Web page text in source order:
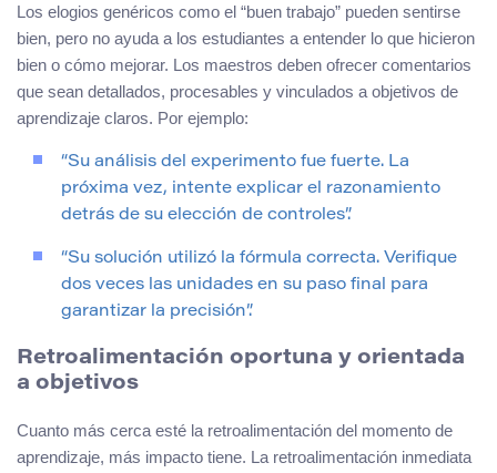
Los elogios genéricos como el “buen trabajo” pueden sentirse
bien, pero no ayuda a los estudiantes a entender lo que hicieron
bien o cómo mejorar. Los maestros deben ofrecer comentarios
que sean detallados, procesables y vinculados a objetivos de
aprendizaje claros. Por ejemplo:
“Su análisis del experimento fue fuerte. La
próxima vez, intente explicar el razonamiento
detrás de su elección de controles”.
“Su solución utilizó la fórmula correcta. Verifique
dos veces las unidades en su paso final para
garantizar la precisión”.
Retroalimentación oportuna y orientada
a objetivos
Cuanto más cerca esté la retroalimentación del momento de
aprendizaje, más impacto tiene. La retroalimentación inmediata